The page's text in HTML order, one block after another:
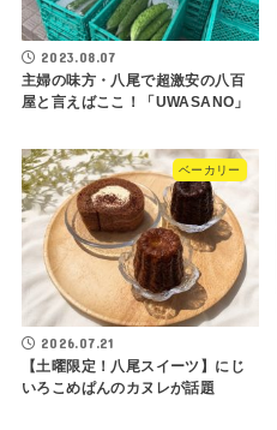
2023.08.07
主婦の味方・八尾で超激安の八百
屋と言えばここ！「UWASANO」
ベーカリー
2026.07.21
【土曜限定！八尾スイーツ】にじ
いろこめぱんのカヌレが話題